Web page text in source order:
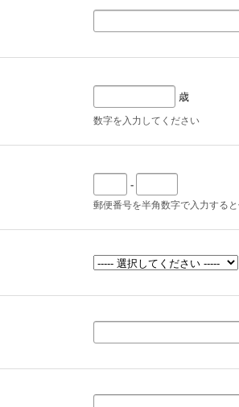
歳
数字を入力してください
-
郵便番号を半角数字で入力する